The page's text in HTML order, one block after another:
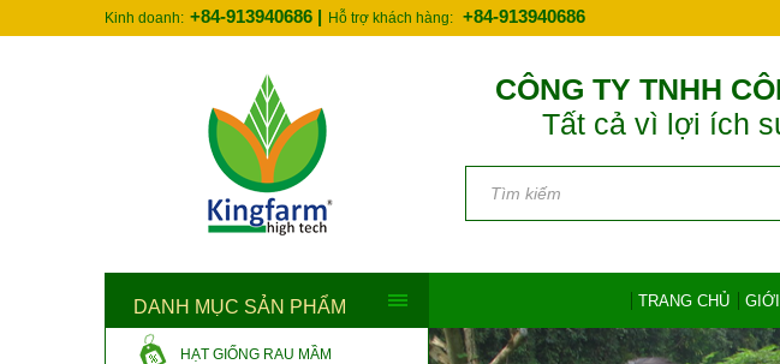
Kinh doanh: +84-913940686 | Hỗ trợ khách hàng: +84-913940686
CÔNG TY TNHH
Tất cả vì lợi ích
DANH MỤC SẢN PHẨM
HẠT GIỐNG RAU MẦM
TRANG CHỦ